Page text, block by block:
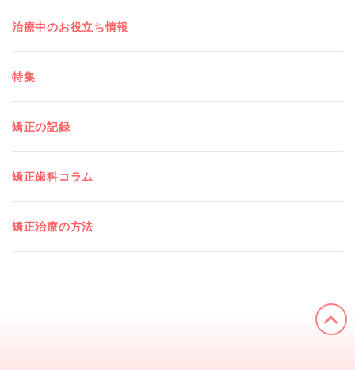
治療中のお役立ち情報
特集
矯正の記録
矯正歯科コラム
矯正治療の方法